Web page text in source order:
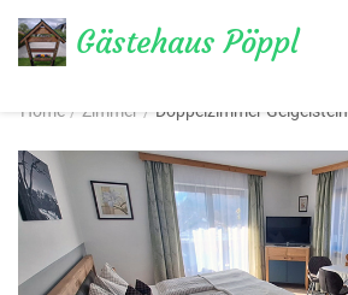
Gästehaus Pöppl
Home / Zimmer / Doppelzimmer Geigelstein